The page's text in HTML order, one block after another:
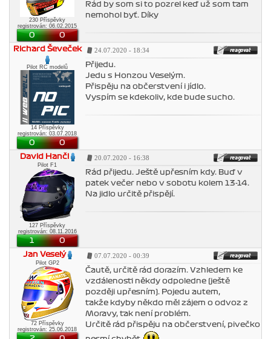
230 Příspěvky
registrován: 06.02.2015
0 0
Rád by som si to pozrel keď už som tam
nemohol byť. Díky
Richard Ševeček
Pilot RC modelů
14 Příspěvky
registrován: 03.07.2018
0 0
24.07.2020 - 18:34
Přijedu.
Jedu s Honzou Veselým.
Přispěju na občerstvení i jídlo.
Vyspím se kdekoliv, kde bude sucho.
David Hančl
Pilot F1
127 Příspěvky
registrován: 08.11.2016
1 0
20.07.2020 - 16:38
Rád přijedu. Ještě upřesním kdy. Buď v
patek večer nebo v sobotu kolem 13-14.
Na jidlo určitě přispějí.
Jan Veselý
Pilot GP2
72 Příspěvky
registrován: 25.06.2018
07.07.2020 - 00:39
Čautě, určitě rád dorazím. Vzhledem ke
vzdálenosti někdy odpoledne (ještě
později upřesním). Pojedu autem,
takže kdyby někdo měl zájem o odvoz z
Moravy, tak není problém.
Určitě rád přispěju na občerstvení, pivečko